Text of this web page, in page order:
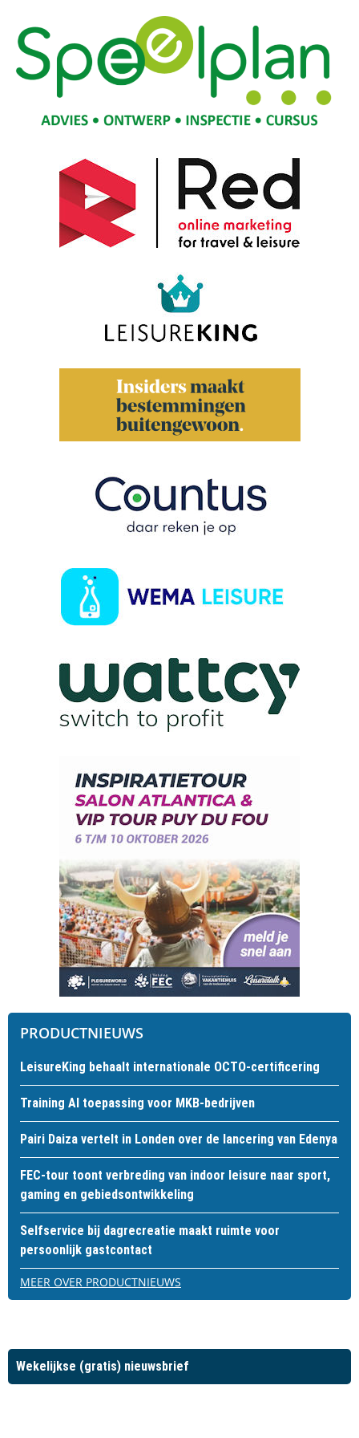
PRODUCTNIEUWS
LeisureKing behaalt internationale OCTO-certificering
Training AI toepassing voor MKB-bedrijven
Pairi Daiza vertelt in Londen over de lancering van Edenya
FEC-tour toont verbreding van indoor leisure naar sport,
gaming en gebiedsontwikkeling
Selfservice bij dagrecreatie maakt ruimte voor
persoonlijk gastcontact
MEER OVER PRODUCTNIEUWS
Wekelijkse (gratis) nieuwsbrief